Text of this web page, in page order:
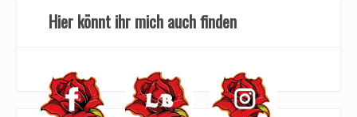
Hier könnt ihr mich auch finden